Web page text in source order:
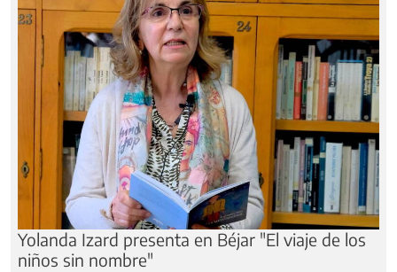
Yolanda Izard presenta en Béjar "El viaje de los
niños sin nombre"